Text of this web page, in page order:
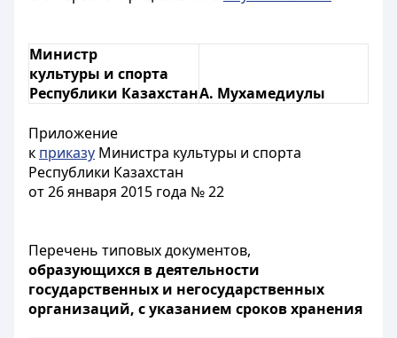
Министр
культуры и спорта
Республики КазахстанА. Мухамедиулы
Приложение
к приказу Министра культуры и спорта
Республики Казахстан
от 26 января 2015 года № 22
Перечень типовых документов,
образующихся в деятельности
государственных и негосударственных
организаций, с указанием сроков хранения